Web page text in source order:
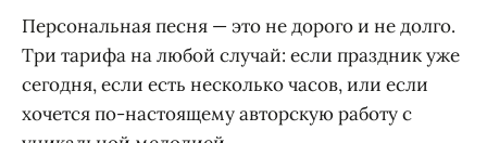
Персональная песня — это не дорого и не долго.
Три тарифа на любой случай: если праздник уже
сегодня, если есть несколько часов, или если
хочется по-настоящему авторскую работу с